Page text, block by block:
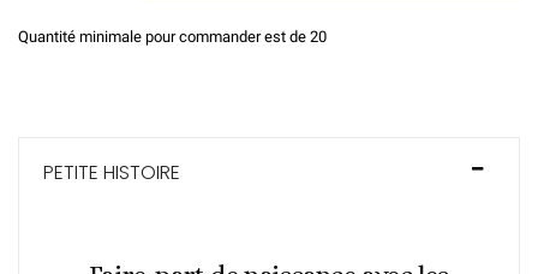
Quantité minimale pour commander est de 20
PETITE HISTOIRE